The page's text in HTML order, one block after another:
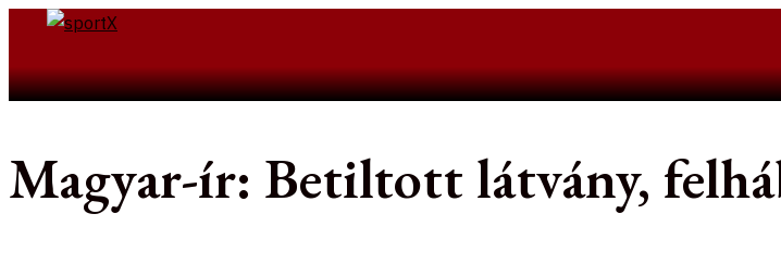
Skip
contentSearch
Magyar-ír: Betiltott látvány,